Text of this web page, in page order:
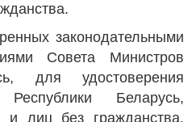
законодательными
Совета Министров
для удостоверения
Беларусь,
и лиц без гражданства,